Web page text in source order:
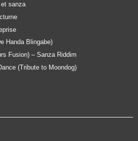
sanza
Handa Blingabe)
Fusion) – Sanza Riddim
(Tribute to Moondog)